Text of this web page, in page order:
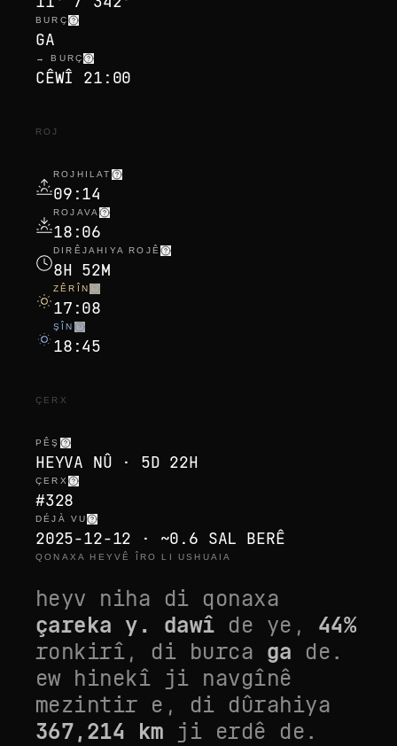
BURÇ
GA
→ BURÇ
CÊWÎ 21:00
ROJ
ROJHILAT
09:14
ROJAVA
18:06
DIRÊJAHIYA ROJÊ
8H 52M
ZÊRÎN
17:08
ŞÎN
18:45
ÇERX
PÊŞ
HEYVA NÛ · 5D 22H
ÇERX
#328
DÉJÀ VU
2025-12-12 · ~0.6 SAL BERÊ
QONAXA HEYVÊ ÎRO LI USHUAIA
heyv niha di qonaxa
çareka y. dawî de ye, 44%
ronkirî, di burca ga de.
ew hinekî ji navgînê
mezintir e, di dûrahiya
367,214 km ji erdê de.